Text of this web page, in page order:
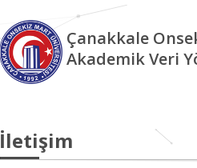
Çanakkale
Akademik Veri
İletişim